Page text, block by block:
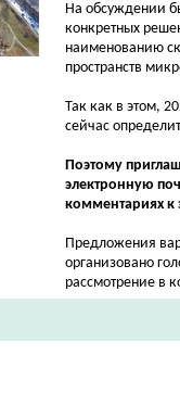
На обсуждении
конкретных
наименованию
пространств
Так как в этом,
сейчас
Поэтому
электронную
комментариях к
Предложения
организовано
рассмотрение в